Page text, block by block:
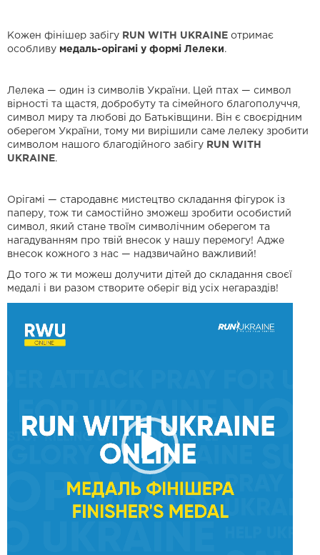
Кожен фінішер забігу RUN WITH UKRAINE отримає
особливу медаль-орігамі у формі Лелеки .
Лелека — один із символів України. Цей птах — символ
вірності та щастя, добробуту та сімейного благополуччя,
символ миру та любові до Батьківщини. Він є своєрідним
оберегом України, тому ми вирішили саме лелеку зробити
символом нашого благодійного забігу RUN WITH
UKRAINE.
Орігамі — стародавнє мистецтво складання фігурок із
паперу, тож ти самостійно зможеш зробити особистий
символ, який стане твоїм символічним оберегом та
нагадуванням про твій внесок у нашу перемогу! Адже
внесок кожного з нас — надзвичайно важливий!
До того ж ти можеш долучити дітей до складання своєї
медалі і ви разом створите оберіг від усіх негараздів!